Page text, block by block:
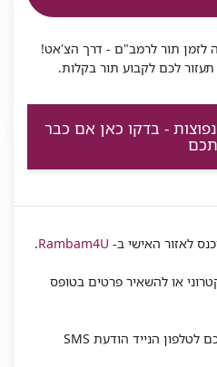
לזמן תור לרמב"ם - דרך הצ'אט!
תעזור לכם לקבוע תור בקלות.
שאלות ותשובות נפוצות - בדקו כאן אם כבר
לאזור האישי ב- Rambam4U
.
או להשאיר פרטים בטופס
לאחר קביעת התור תישלח אליכם לטלפון הנייד הודעת SMS